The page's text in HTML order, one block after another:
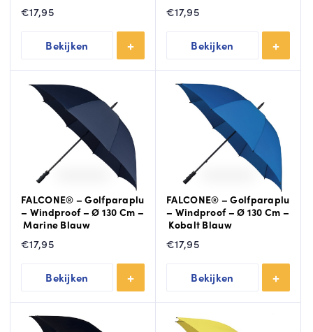
€17,95
Bekijken
€17,95
Bekijken
FALCONE® – Golfparaplu
– Windproof – Ø 130 Cm –
Marine Blauw
€17,95
Bekijken
FALCONE® – Golfparaplu
– Windproof – Ø 130 Cm –
Kobalt Blauw
€17,95
Bekijken